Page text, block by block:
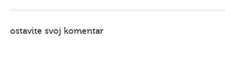
ostavite svoj komentar